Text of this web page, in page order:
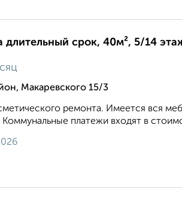
длительный срок, 40м², 5/14
Макаревского 15/3
ремонта. Имеется вся
платежи входят в